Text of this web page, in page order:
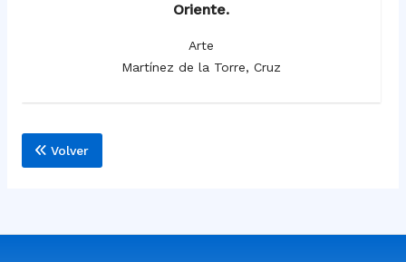
Oriente.
Arte
Martínez de la Torre, Cruz
Volver